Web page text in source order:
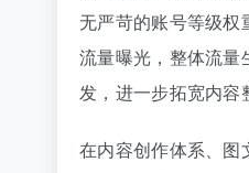
无严苛的账号等级权
流量曝光，整体流量
发，进一步拓宽内容
在内容创作体系、图